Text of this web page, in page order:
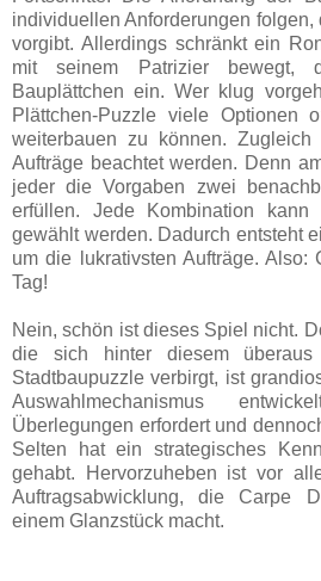
individuellen Anforderungen
vorgibt. Allerdings schränkt ein
mit seinem Patrizier bewegt,
Bauplättchen ein. Wer klug
Plättchen-Puzzle viele Optionen
weiterbauen zu können.
Aufträge beachtet werden. Denn
jeder die Vorgaben zwei
erfüllen. Jede Kombination
gewählt werden. Dadurch entsteht
um die lukrativsten Aufträge. Also:
Tag!
Nein, schön ist dieses Spiel nicht.
die sich hinter diesem überaus
Stadtbaupuzzle verbirgt, ist
Auswahlmechanismus
Überlegungen erfordert und
Selten hat ein strategisches
gehabt. Hervorzuheben ist vor
Auftragsabwicklung, die Carpe
einem Glanzstück macht.